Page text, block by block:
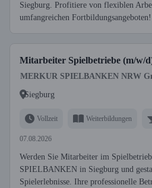
Siegburg. Profitiere von flexiblen
umfangreichen Fortbildungsangeboten!
Mitarbeiter Spielbetriebe (m/w/
MERKUR SPIELBANKEN NRW
Siegburg
Vollzeit Weiterbildungen
07.08.2026
Werden Sie Mitarbeiter im
SPIELBANKEN in Siegburg und
Spielerlebnisse. Ihre professionelle